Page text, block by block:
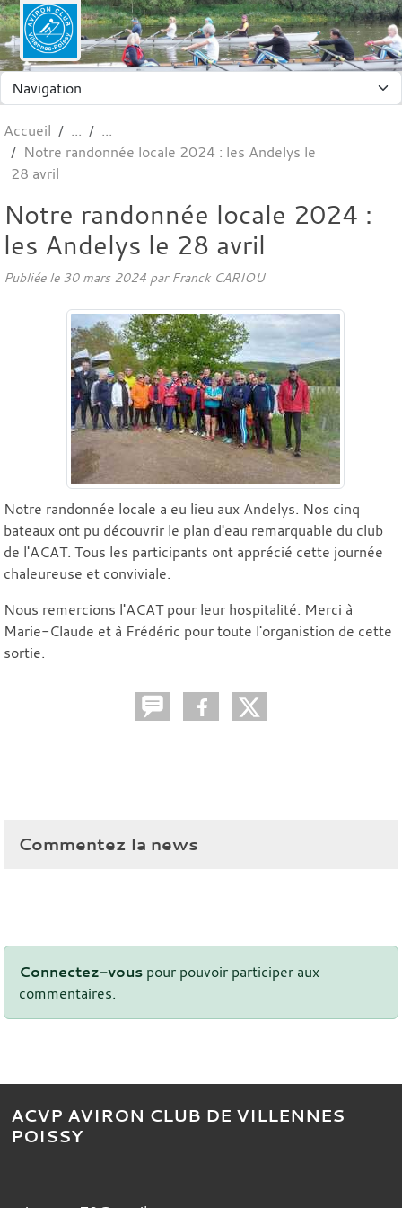
Accueil
Notre randonnée locale 2024 : les Andelys le
28 avril
Notre randonnée locale 2024 :
les Andelys le 28 avril
Publiée le 30 mars 2024 par Franck CARIOU
Notre randonnée locale a eu lieu aux Andelys. Nos cinq
bateaux ont pu découvrir le plan d'eau remarquable du club
de l'ACAT. Tous les participants ont apprécié cette journée
chaleureuse et conviviale.
Nous remercions l'ACAT pour leur hospitalité. Merci à
Marie-Claude et à Frédéric pour toute l'organistion de cette
sortie.
Commentez la news
Connectez-vous pour pouvoir participer aux
commentaires.
ACVP AVIRON CLUB DE VILLENNES
POISSY
Panneau de gestion des cookies